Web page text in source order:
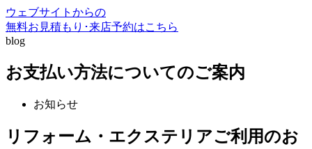
ウェブサイトからの
無料お見積もり･来店予約はこちら
blog
お支払い方法についてのご案内
お知らせ
リフォーム・エクステリアご利用のお